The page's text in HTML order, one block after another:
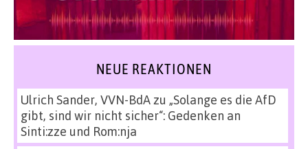
NEUE REAKTIONEN
Ulrich Sander, VVN-BdAzu „Solange es die AfD
gibt, sind wir nicht sicher“: Gedenken an
Sinti:zze und Rom:nja